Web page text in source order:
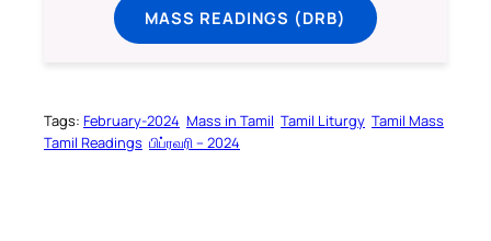
MASS READINGS (DRB)
Tags: February-2024 Mass in Tamil Tamil Liturgy Tamil Mass
Tamil Readings பிப்ரவரி – 2024